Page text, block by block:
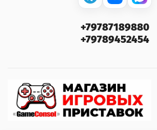
+79787189880
+79789452454